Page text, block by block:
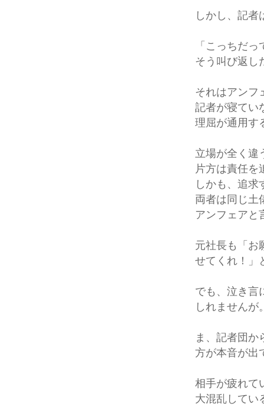
しかし、記者
「こっちだ
そう叫び返し
それはアンフ
記者が寝てい
理屈が通用す
立場が全く違
片方は責任を
しかも、追求
両者は同じ土
アンフェアと
元社長も「お
せてくれ！」
でも、泣き言
しれませんが
ま、記者団か
方が本音が出
相手が疲れて
大混乱してい